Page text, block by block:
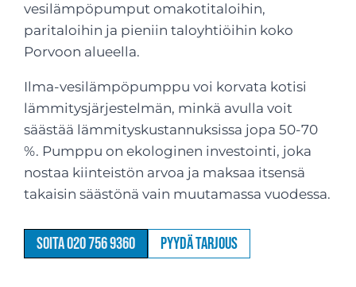
vesilämpöpumput omakotitaloihin,
paritaloihin ja pieniin taloyhtiöihin koko
Porvoon alueella.
Ilma-vesilämpöpumppu voi korvata kotisi
lämmitysjärjestelmän, minkä avulla voit
säästää lämmityskustannuksissa jopa 50-70
%. Pumppu on ekologinen investointi, joka
nostaa kiinteistön arvoa ja maksaa itsensä
takaisin säästönä vain muutamassa vuodessa.
Soita 020 756 9360 Pyydä tarjous